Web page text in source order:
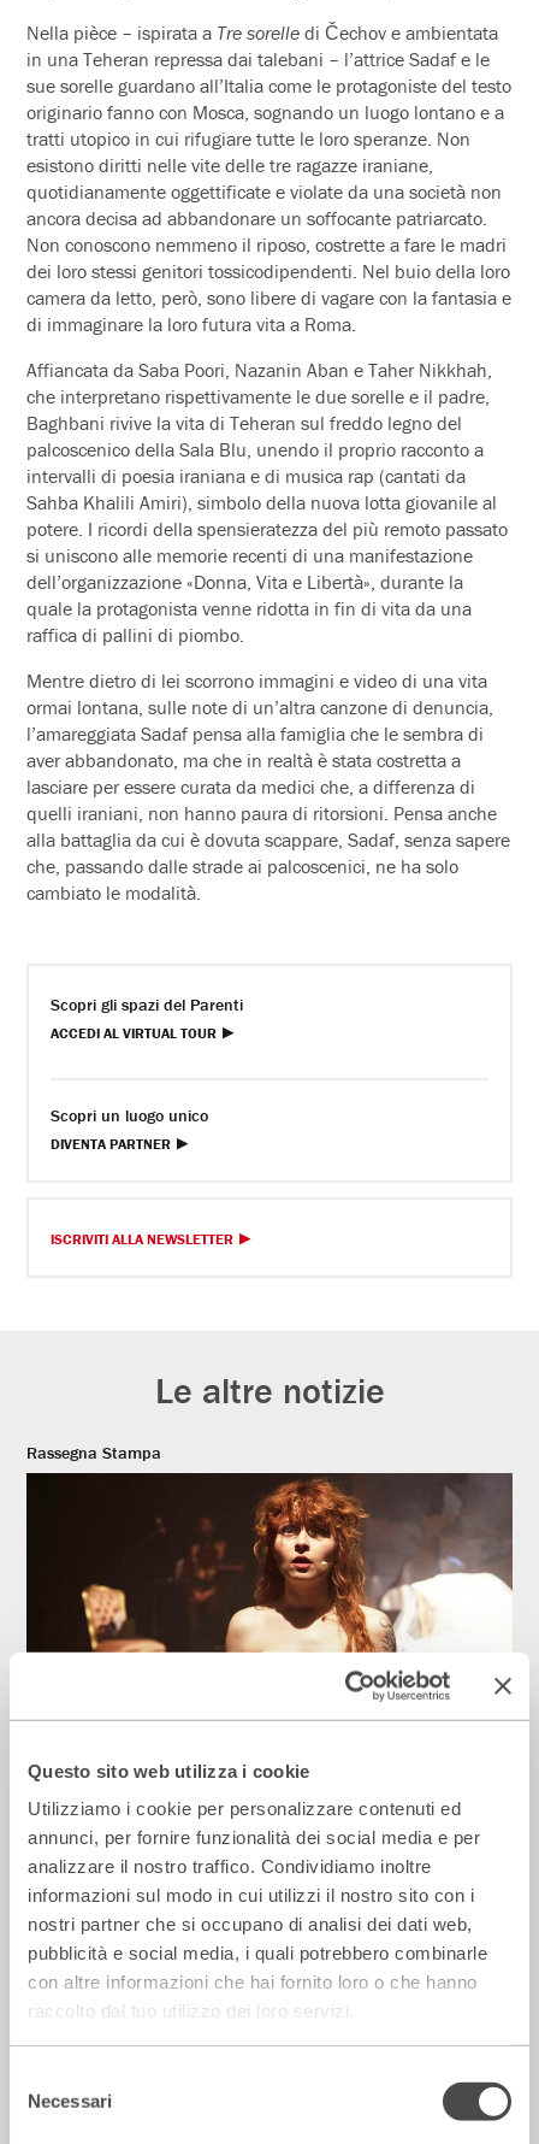
Questo sito web utilizza i cookie
Utilizziamo i cookie per personalizzare contenuti ed
annunci, per fornire funzionalità dei social media e per
analizzare il nostro traffico. Condividiamo inoltre
informazioni sul modo in cui utilizzi il nostro sito con i
nostri partner che si occupano di analisi dei dati web,
pubblicità e social media, i quali potrebbero combinarle
con altre informazioni che hai fornito loro o che hanno
raccolto dal tuo utilizzo dei loro servizi.
delNecessari
Nella pièce – ispirata a Tre sorelle di Čechov e ambientata
in una Teheran repressa dai talebani – l’attrice Sadaf e le
sue sorelle guardano all’Italia come le protagoniste del testo
originario fanno con Mosca, sognando un luogo lontano e a
tratti utopico in cui rifugiare tutte le loro speranze. Non
esistono diritti nelle vite delle tre ragazze iraniane,
quotidianamente oggettificate e violate da una società non
ancora decisa ad abbandonare un soffocante patriarcato.
Non conoscono nemmeno il riposo, costrette a fare le madri
dei loro stessi genitori tossicodipendenti. Nel buio della loro
camera da letto, però, sono libere di vagare con la fantasia e
di immaginare la loro futura vita a Roma.
Affiancata da Saba Poori, Nazanin Aban e Taher Nikkhah,
che interpretano rispettivamente le due sorelle e il padre,
Baghbani rivive la vita di Teheran sul freddo legno del
palcoscenico della Sala Blu, unendo il proprio racconto a
intervalli di poesia iraniana e di musica rap (cantati da
Sahba Khalili Amiri), simbolo della nuova lotta giovanile al
potere. I ricordi della spensieratezza del più remoto passato
si uniscono alle memorie recenti di una manifestazione
dell’organizzazione «Donna, Vita e Libertà», durante la
quale la protagonista venne ridotta in fin di vita da una
raffica di pallini di piombo.
Mentre dietro di lei scorrono immagini e video di una vita
ormai lontana, sulle note di un’altra canzone di denuncia,
l’amareggiata Sadaf pensa alla famiglia che le sembra di
aver abbandonato, ma che in realtà è stata costretta a
lasciare per essere curata da medici che, a differenza di
quelli iraniani, non hanno paura di ritorsioni. Pensa anche
alla battaglia da cui è dovuta scappare, Sadaf, senza sapere
che, passando dalle strade ai palcoscenici, ne ha solo
cambiato le modalità.
Scopri gli spazi del Parenti
ACCEDI AL VIRTUAL TOUR
Scopri un luogo unico
DIVENTA PARTNER
ISCRIVITI ALLA NEWSLETTER
Le altre notizie
Rassegna Stampa
Il Giornale – Mirandolina intona le note
dei cantautori
28 Luglio 2026
Rassegna Stampa